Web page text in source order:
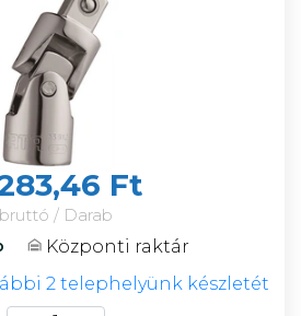
Ft
bruttó / Darab
Központi raktár
2 telephelyünk készletét